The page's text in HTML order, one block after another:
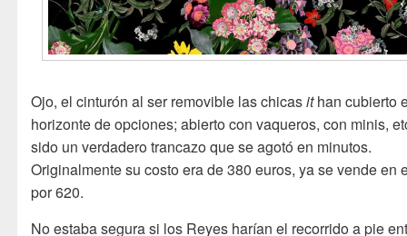
Ojo, el cinturón al ser removible las chicasithan cubierto
horizonte de opciones; abierto con vaqueros, con minis,
sido un verdadero trancazo que se agotó en minutos.
Originalmente su costo era de 380 euros, ya se vende en
por 620.
No estaba segura si los Reyes harían el recorrido a pie